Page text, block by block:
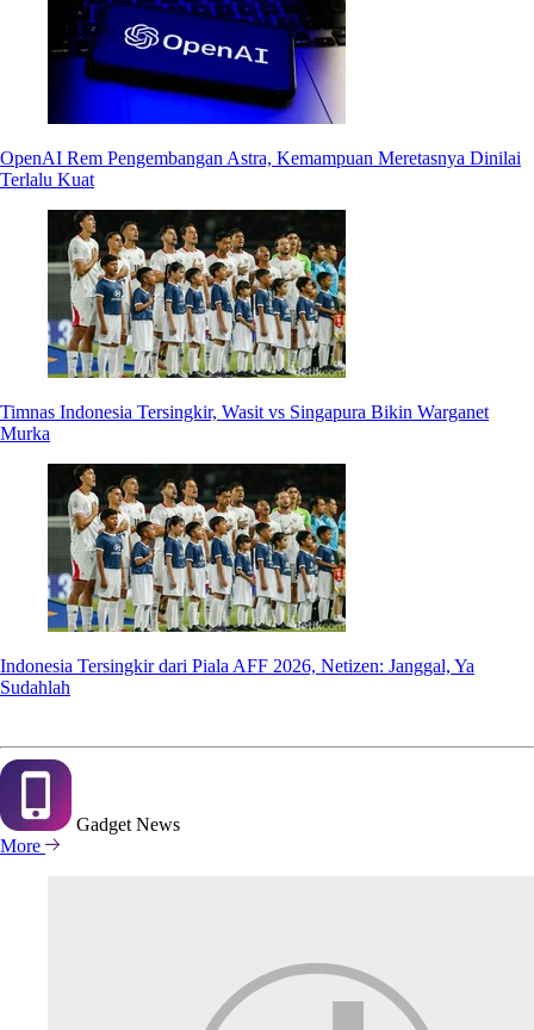
OpenAI Rem Pengembangan Astra, Kemampuan Meretasnya Dinilai
Terlalu Kuat
Timnas Indonesia Tersingkir, Wasit vs Singapura Bikin Warganet
Murka
Indonesia Tersingkir dari Piala AFF 2026, Netizen: Janggal, Ya
Sudahlah
Gadget News
More